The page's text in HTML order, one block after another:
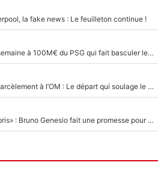
la fake news : Le feuilleton continue !
Akliouche, Mika Godts... La semaine à 100M€ du PSG qui fait basculer le mercato du PSG !
Climat toxique et affaire de harcèlement à l’OM : Le départ qui soulage le vestiaire de Bruno Genesio
«Très, très agréablement surpris» : Bruno Genesio fait une promesse pour la suite du mercato de l’OM et rassure les supporters